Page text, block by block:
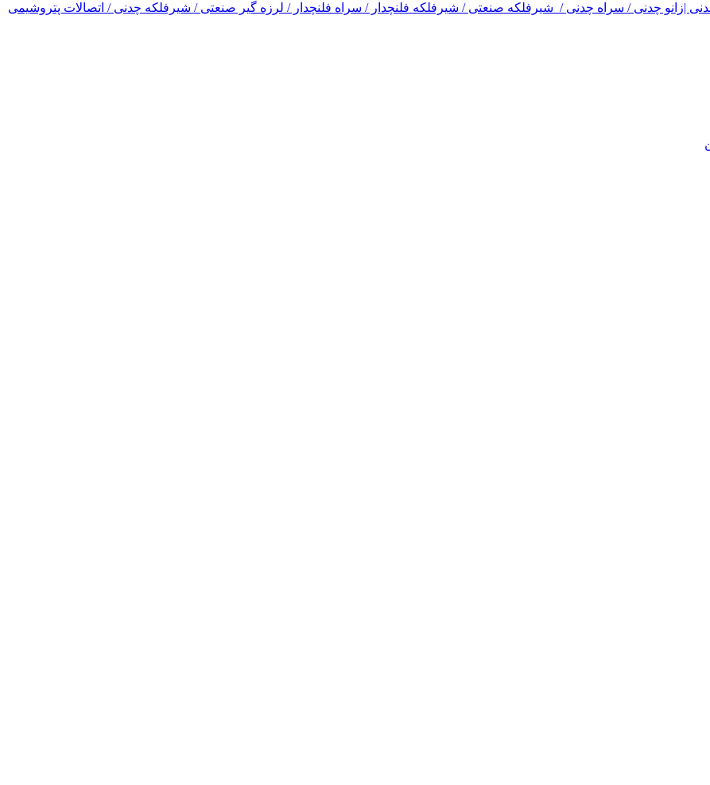
|زانو چدنی / سراه چدنی / شیرفلکه صنعتی / شیرفلکه فلنچدار / سراه فلنچدار / لرزه گیر صنعتی / شیرفلکه چدنی / اتصالات پتروشیمی